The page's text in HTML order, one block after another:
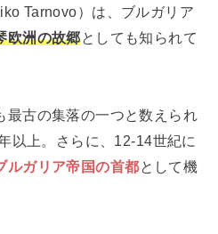
Tarnovo）は、ブルガリア
欧洲の故郷としても知られて
最古の集落の一つと数えられ
以上。さらに、12-14世紀に
ルガリア帝国の首都として機